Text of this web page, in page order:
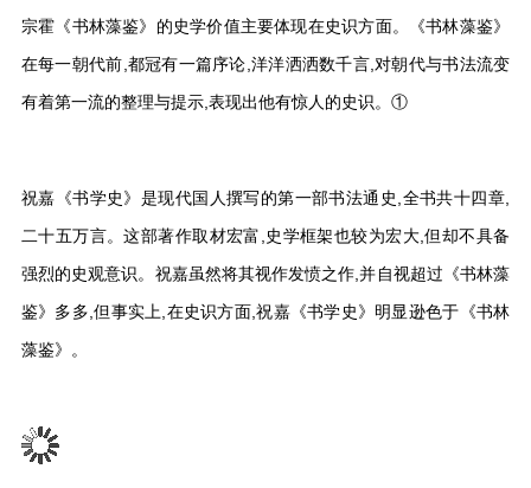
宗霍《书林藻鉴》的史学价值主要体现在史识方面。《书林藻鉴》
在每一朝代前,都冠有一篇序论,洋洋洒洒数千言,对朝代与书法流变
有着第一流的整理与提示,表现出他有惊人的史识。①
祝嘉《书学史》是现代国人撰写的第一部书法通史,全书共十四章,
二十五万言。这部著作取材宏富,史学框架也较为宏大,但却不具备
强烈的史观意识。祝嘉虽然将其视作发愤之作,并自视超过《书林藻
鉴》多多,但事实上,在史识方面,祝嘉《书学史》明显逊色于《书林
藻鉴》。